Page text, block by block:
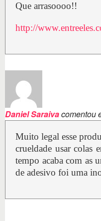
Que arrasoooo!!
http://
Daniel Saraivacomentou
Muito legal esse
crueldade usar colas
tempo acaba com as
de adesivo foi uma